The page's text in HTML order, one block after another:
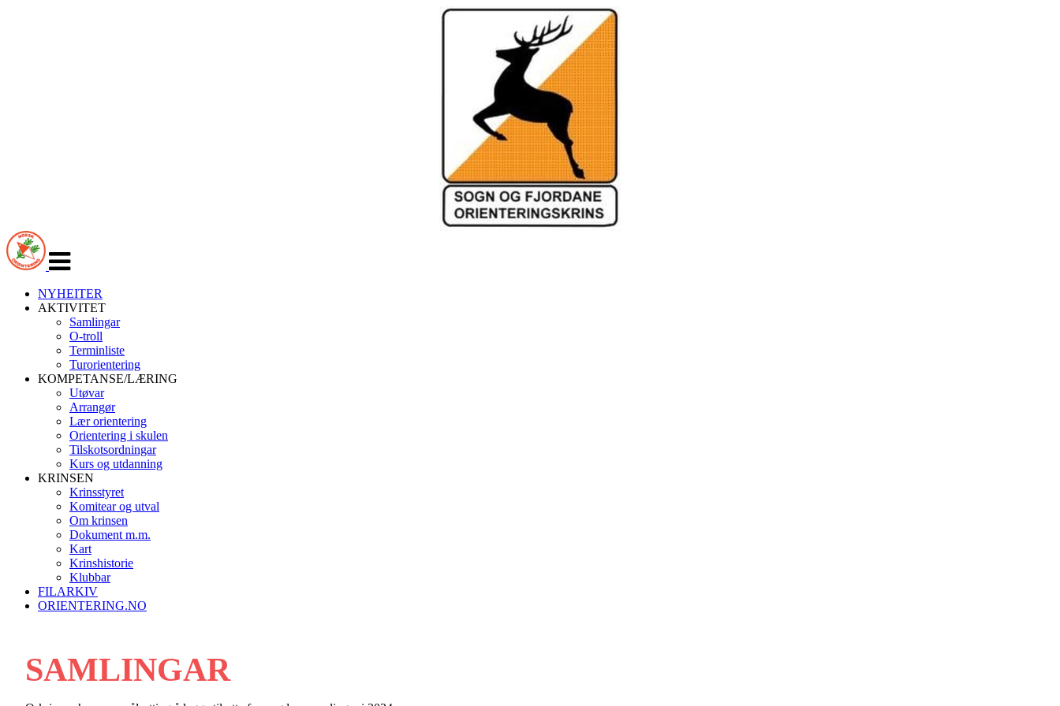
navigasjon
NYHEITER
AKTIVITET
Samlingar
O-troll
Terminliste
Turorientering
KOMPETANSE/LÆRING
Utøvar
Arrangør
Lær orientering
Orientering i skulen
Tilskotsordningar
Kurs og utdanning
KRINSEN
Krinsstyret
Komitear og utval
Om krinsen
Dokument m.m.
Kart
Krinshistorie
Klubbar
FILARKIV
ORIENTERING.NO
SAMLINGAR